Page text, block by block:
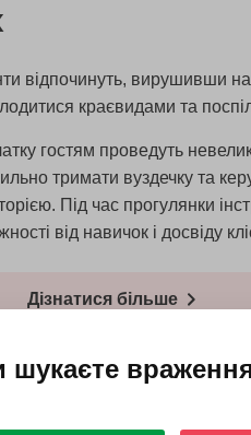
відпочинуть, вирушивши
краєвидами та
гостям проведуть
тримати вуздечку та
Під час прогулянки
від навичок і досвіду
Дізнатися більше
шукаєте